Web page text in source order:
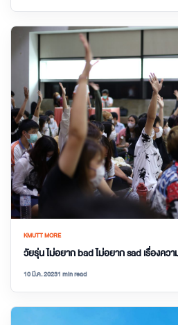
KMUTT MORE
วัยรุ่น ไม่อยาก bad ไม่อยาก sad เรื่องคว
10 มี.ค. 20231 min read